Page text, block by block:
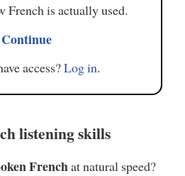
French is actually used.
Continue
access?Log in.
listening skills
Frenchat natural speed?